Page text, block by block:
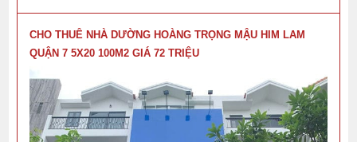
CHO THUÊ NHÀ DƯỜNG HOÀNG TRỌNG MẬU HIM LAM
QUẬN 7 5X20 100M2 GIÁ 72 TRIỆU